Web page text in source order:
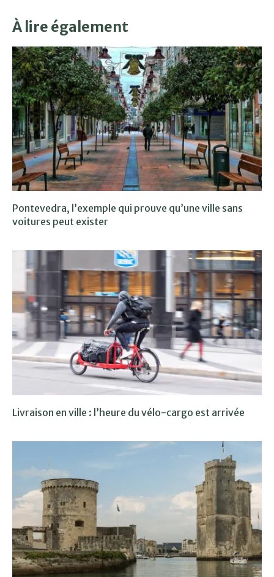
À lire également
Pontevedra, l’exemple qui prouve qu’une ville sans
voitures peut exister
Livraison en ville : l’heure du vélo-cargo est arrivée